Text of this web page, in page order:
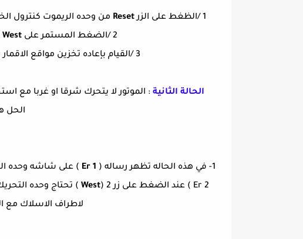
1 /الظغط على الزر Reset من وحده الريموت كنترول
2 /الضغط المستمر على
West
3 /القيام بإعاده تخزين مواقع الاقمار بمعنى اعاده برمجه وحده التحريك
الحالة الثانية : الموتور لا يتحرك شرقا او غربا مع
الحل
1- في هذه الحاله تظهر رساله ( Er 1 ) على شاشه وحده
Er 2 ) عند الضغط على زر
West ) 2 ) تحتاج وحده
لاطراف الاسلاك مع